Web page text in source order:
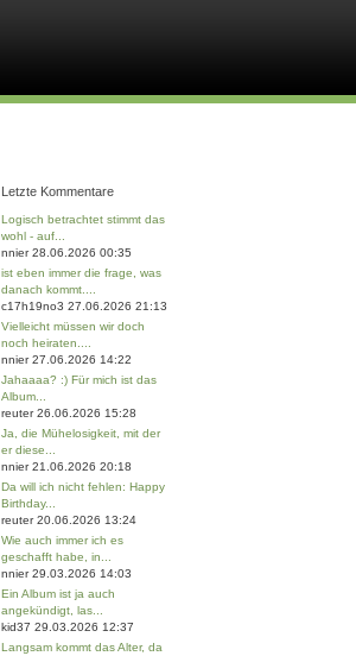
Letzte Kommentare
Logisch betrachtet stimmt das
wohl - auf...
nnier 28.06.2026 00:35
ist eben immer die frage, was
danach kommt....
c17h19no3 27.06.2026 21:13
Vielleicht müssen wir doch
noch heiraten....
nnier 27.06.2026 14:22
Jahaaaa? :) Für mich ist das
Album...
reuter 26.06.2026 15:28
Ja, die Mühelosigkeit, mit der
er diese...
nnier 21.06.2026 20:18
Da will ich nicht fehlen: Happy
Birthday...
reuter 20.06.2026 13:24
Wie auch immer ich es
geschafft habe, in...
nnier 29.03.2026 14:03
Ein Album ist ja auch
angekündigt, las...
kid37 29.03.2026 12:37
Langsam kommt das Alter, da